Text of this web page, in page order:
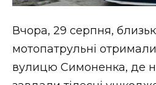
Втрачений Ужгород
ЗАКАРПАТСЬКІ
Вчора, 29 серпня,
мотопатрульні
вулицю Симоненка, де